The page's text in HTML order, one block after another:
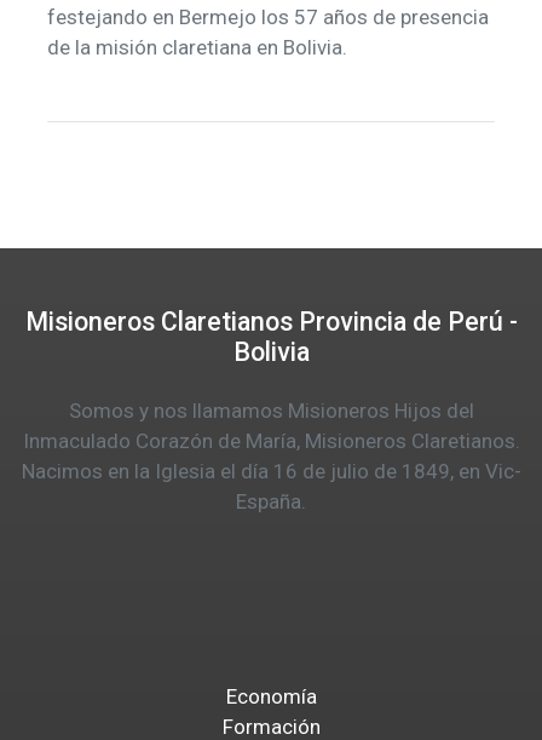
festejando en Bermejo los 57 años de presencia
de la misión claretiana en Bolivia.
Misioneros Claretianos Provincia de Perú -
Bolivia
Somos y nos llamamos Misioneros Hijos del
Inmaculado Corazón de María, Misioneros Claretianos.
Nacimos en la Iglesia el día 16 de julio de 1849, en Vic-
España.
Economía
Formación